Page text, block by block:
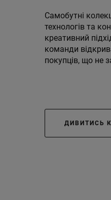
Самобутні
технологів та
креативний
команди
покупців, що не
ДИВИТИСЬ